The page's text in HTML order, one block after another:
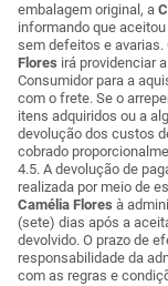
embalagem original, a
informando que
sem defeitos e avarias.
Flores irá providenciar
Consumidor para a
com o frete. Se o
itens adquiridos ou a
devolução dos custos
cobrado
4.5. A devolução de
realizada por meio de
Camélia Flores à
(sete) dias após a
devolvido. O prazo de
responsabilidade da
com as regras e